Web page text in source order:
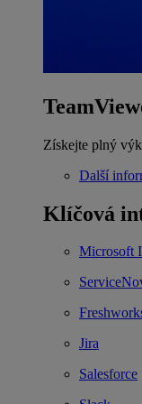
Získejte plný
Další
Klíčová
Microsoft
Jira
Salesforce